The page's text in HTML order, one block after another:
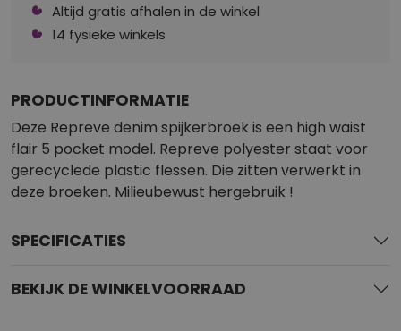
Altijd gratis afhalen in de winkel
14 fysieke winkels
PRODUCTINFORMATIE
Deze Repreve denim spijkerbroek is een high waist
flair 5 pocket model. Repreve polyester staat voor
gerecyclede plastic flessen. Die zitten verwerkt in
deze broeken. Milieubewust hergebruik !
SPECIFICATIES
BEKIJK DE WINKELVOORRAAD